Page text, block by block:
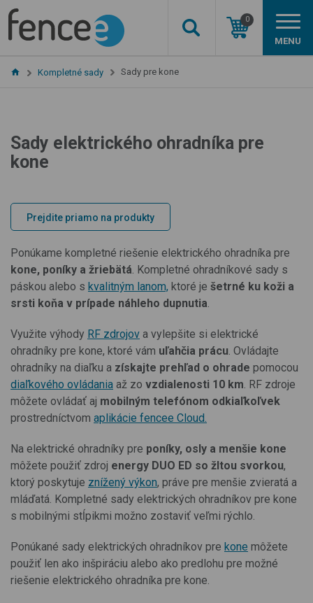
0
MENU
Kompletné sady Sady pre kone
Sady elektrického ohradníka pre
kone
Prejdite priamo na produkty
Ponúkame kompletné riešenie elektrického ohradníka pre
kone, poníky a žriebätá . Kompletné ohradníkové sady s
páskou alebo s kvalitným lanom, ktoré je šetrné ku koži a
srsti koňa v prípade náhleho dupnutia
Využite výhody RF zdrojov a vylepšite si elektrické
ohradníky pre kone, ktoré vám uľahčia prácu . Ovládajte
ohradníky na diaľku a získajte prehľad o ohrade pomocou
diaľkového ovládania až zo vzdialenosti 10 km . RF zdroje
môžete ovládať aj mobilným telefónom odkiaľkoľvek
prostredníctvom aplikácie fencee Cloud.
Na elektrické ohradníky pre poníky, osly a menšie kone
môžete použiť zdroj energy DUO ED so žltou svorkou,
ktorý poskytuje znížený výkon, práve pre menšie zvieratá a
mláďatá. Kompletné sady elektrických ohradníkov pre kone
s mobilnými stĺpikmi možno zostaviť veľmi rýchlo.
Ponúkané sady elektrických ohradníkov pre kone môžete
použiť len ako inšpiráciu alebo ako predlohu pre možné
riešenie elektrického ohradníka pre kone.